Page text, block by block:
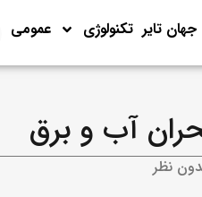
جهان تایر تکنولوژی عمومی
آب و برق
نظر